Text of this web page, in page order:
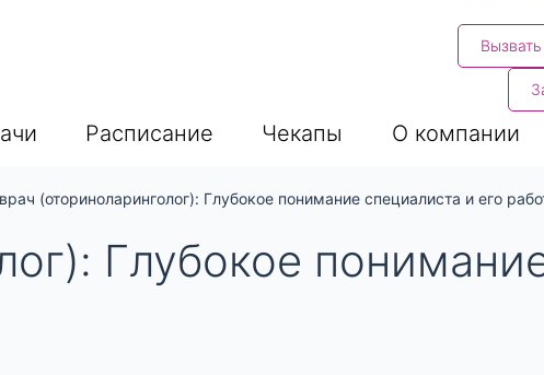
Расписание Чекапы О компании
(оториноларинголог): Глубокое понимание специалиста и его
Глубокое